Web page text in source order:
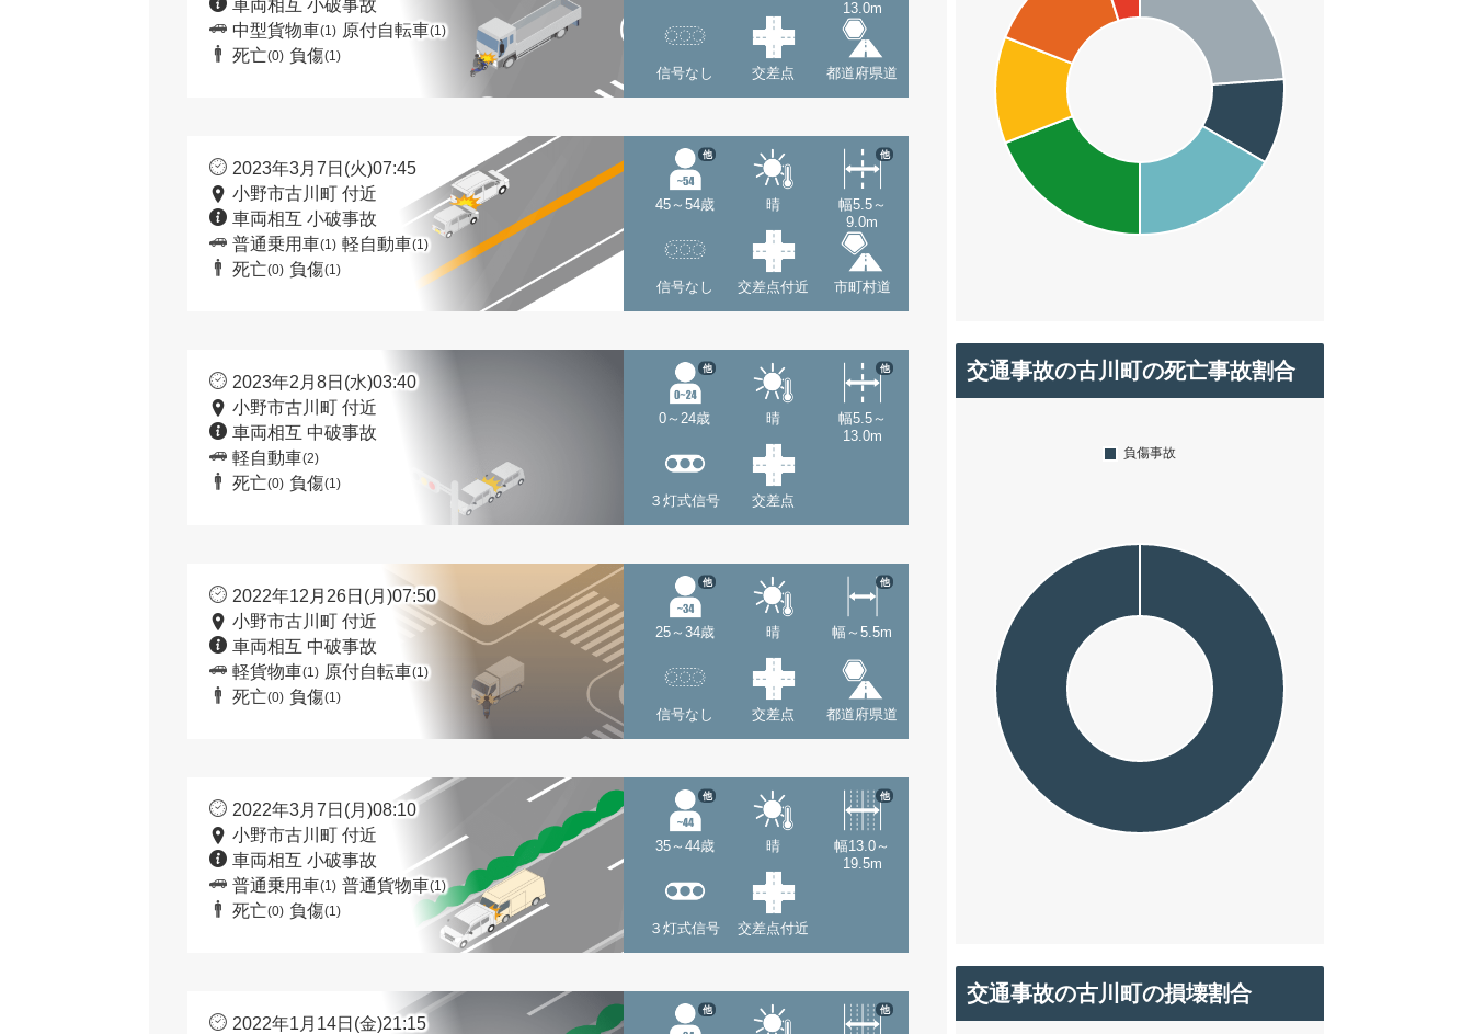
車両相互 小破事故
中型貨物車(1) 原付自転車(1)
死亡(0) 負傷(1)
13.0m
信号なし 交差点 都道府県道
2023年3月7日(火)07:45
小野市古川町 付近
車両相互 小破事故
普通乗用車(1) 軽自動車(1)
死亡(0) 負傷(1)
45～54歳
他
晴
幅5.5～
9.0m
他
信号なし 交差点付近 市町村道
2023年2月8日(水)03:40
小野市古川町 付近
車両相互 中破事故
軽自動車(2)
死亡(0) 負傷(1)
0～24歳
他
晴
幅5.5～
13.0m
他
３灯式信号 交差点
2022年12月26日(月)07:50
小野市古川町 付近
車両相互 中破事故
軽貨物車(1) 原付自転車(1)
死亡(0) 負傷(1)
25～34歳
他
晴 幅～5.5m
他
信号なし 交差点 都道府県道
2022年3月7日(月)08:10
小野市古川町 付近
車両相互 小破事故
普通乗用車(1) 普通貨物車(1)
死亡(0) 負傷(1)
35～44歳
他
晴
幅13.0～
19.5m
他
３灯式信号 交差点付近
2022年1月14日(金)21:15
他 他
交通事故の古川町の死亡事故割合
交通事故の古川町の損壊割合